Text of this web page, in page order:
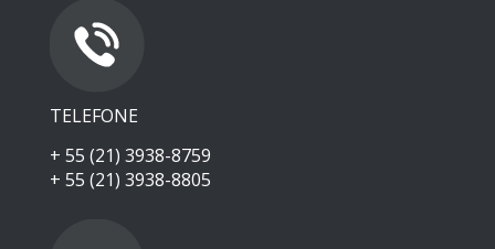
TELEFONE
+ 55 (21) 3938-8759
+ 55 (21) 3938-8805